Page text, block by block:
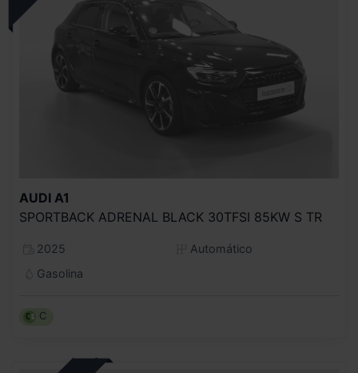
AUDI A1
SPORTBACK ADRENAL BLACK 30TFSI 85KW S TR
2025
Automático
Gasolina
C